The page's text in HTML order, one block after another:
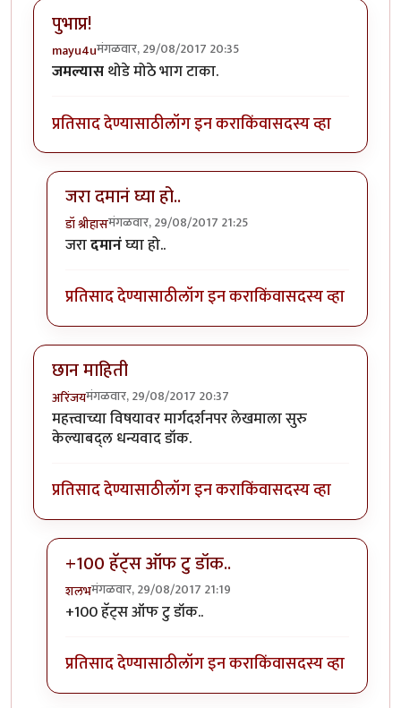
पुभाप्र!
mayu4uमंगळवार, 29/08/2017 20:35
जमल्यासथोडे मोठे भाग टाका.
प्रतिसाद देण्यासाठीलॉग इन कराकिंवासदस्य व्हा
जरा दमानं घ्या हो..
डॉ श्रीहासमंगळवार, 29/08/2017 21:25
In reply toपुभाप्र!
जरादमानंघ्या हो..
प्रतिसाद देण्यासाठीलॉग इन कराकिंवासदस्य व्हा
छान माहिती
अरिंजयमंगळवार, 29/08/2017 20:37
महत्त्वाच्या विषयावर मार्गदर्शनपर लेखमाला सुरु
केल्याबद्ल धन्यवाद डॉक.
प्रतिसाद देण्यासाठीलॉग इन कराकिंवासदस्य व्हा
+100 हॅट्स ऑफ टु डॉक..
शलभमंगळवार, 29/08/2017 21:19
In reply toछान माहितीby
+100 हॅट्स ऑफ टु डॉक..
प्रतिसाद देण्यासाठीलॉग इन कराकिंवासदस्य व्हा